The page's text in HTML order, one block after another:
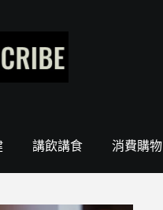
講飲講食 消費購物